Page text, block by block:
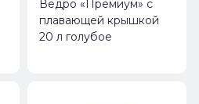
Ведро «Премиум» с
плавающей крышкой
20 л голубое